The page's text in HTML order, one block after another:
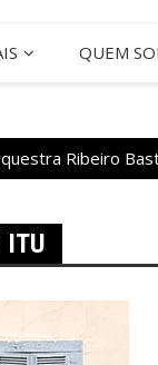
QUEM
Ribeiro
ITU